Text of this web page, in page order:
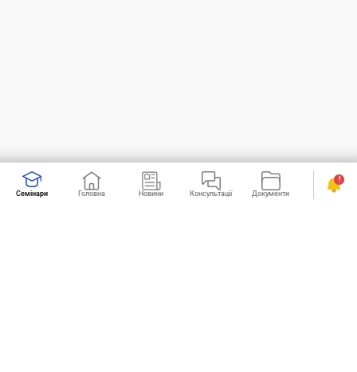
Семінари Головна Новини Консультації Документи Календар
!